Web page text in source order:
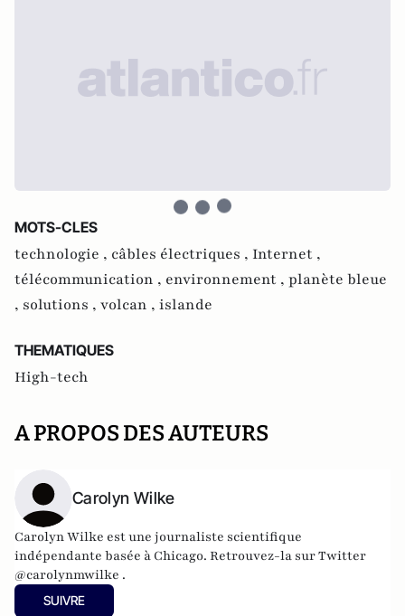
MOTS-CLES
technologie , câbles électriques , Internet ,
télécommunication , environnement , planète bleue
, solutions , volcan , islande
THEMATIQUES
High-tech
A PROPOS DES AUTEURS
Carolyn Wilke
Carolyn Wilke est une journaliste scientifique
indépendante basée à Chicago. Retrouvez-la sur Twitter
@carolynmwilke .
SUIVRE